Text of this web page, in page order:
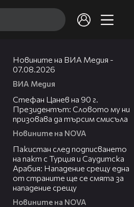
Новините на ВИА Медия -
07.08.2026
ВИА Медия
Стефан Цанев на 90 г.
Президентът: Словото му ни
призовава да търсим смисъла
Новините на NOVA
Пакистан след подписването
на пакт с Турция и Саудитска
Арабия: Нападение срещу една
от страните ще се смята за
нападение срещу
Новините на NOVA